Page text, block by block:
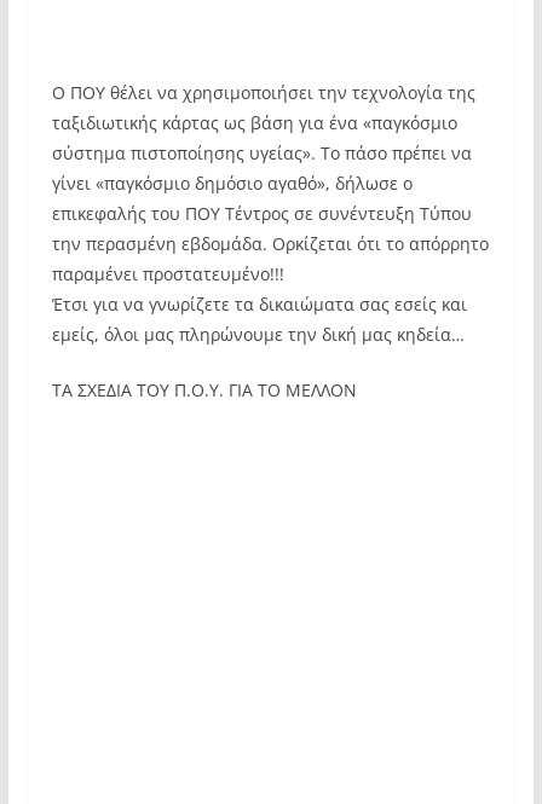
Ο ΠΟΥ θέλει να χρησιμοποιήσει την τεχνολογία της
ταξιδιωτικής κάρτας ως βάση για ένα «παγκόσμιο
σύστημα πιστοποίησης υγείας». Το πάσο πρέπει να
γίνει «παγκόσμιο δημόσιο αγαθό», δήλωσε ο
επικεφαλής του ΠΟΥ Τέντρος σε συνέντευξη Τύπου
την περασμένη εβδομάδα. Ορκίζεται ότι το απόρρητο
παραμένει προστατευμένο!!!
Έτσι για να γνωρίζετε τα δικαιώματα σας εσείς και
εμείς, όλοι μας πληρώνουμε την δική μας κηδεία…
ΤΑ ΣΧΕΔΙΑ ΤΟΥ Π.Ο.Υ. ΓΙΑ ΤΟ ΜΕΛΛΟΝ